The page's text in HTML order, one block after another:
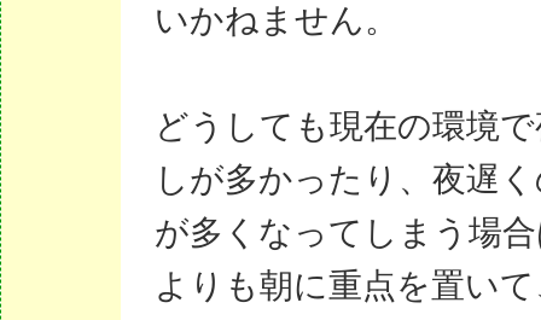
いかねません。
どうしても現在の環境
しが多かったり、夜遅
が多くなってしまう場
よりも朝に重点を置い